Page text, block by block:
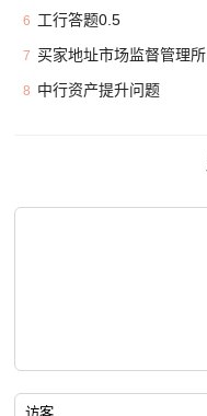
6 工行答题0.5
7 买家地址市场监督管理
8 中行资产提升问题